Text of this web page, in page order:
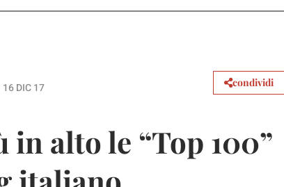
16 DIC 17 condividi
in alto le “Top 100”